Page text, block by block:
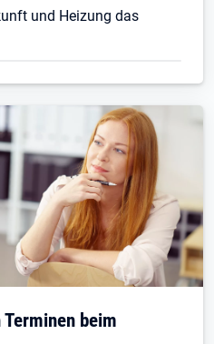
und Heizung das
beim